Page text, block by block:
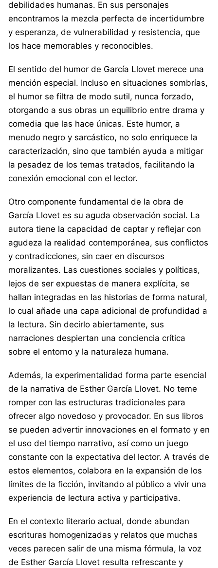
debilidades humanas. En sus personajes
encontramos la mezcla perfecta de incertidumbre
y esperanza, de vulnerabilidad y resistencia, que
los hace memorables y reconocibles.
El sentido del humor de García Llovet merece una
mención especial. Incluso en situaciones sombrías,
el humor se filtra de modo sutil, nunca forzado,
otorgando a sus obras un equilibrio entre drama y
comedia que las hace únicas. Este humor, a
menudo negro y sarcástico, no solo enriquece la
caracterización, sino que también ayuda a mitigar
la pesadez de los temas tratados, facilitando la
conexión emocional con el lector.
Otro componente fundamental de la obra de
García Llovet es su aguda observación social. La
autora tiene la capacidad de captar y reflejar con
agudeza la realidad contemporánea, sus conflictos
y contradicciones, sin caer en discursos
moralizantes. Las cuestiones sociales y políticas,
lejos de ser expuestas de manera explícita, se
hallan integradas en las historias de forma natural,
lo cual añade una capa adicional de profundidad a
la lectura. Sin decirlo abiertamente, sus
narraciones despiertan una conciencia crítica
sobre el entorno y la naturaleza humana.
Además, la experimentalidad forma parte esencial
de la narrativa de Esther García Llovet. No teme
romper con las estructuras tradicionales para
ofrecer algo novedoso y provocador. En sus libros
se pueden advertir innovaciones en el formato y en
el uso del tiempo narrativo, así como un juego
constante con la expectativa del lector. A través de
estos elementos, colabora en la expansión de los
límites de la ficción, invitando al público a vivir una
experiencia de lectura activa y participativa.
En el contexto literario actual, donde abundan
escrituras homogenizadas y relatos que muchas
veces parecen salir de una misma fórmula, la voz
de Esther García Llovet resulta refrescante y